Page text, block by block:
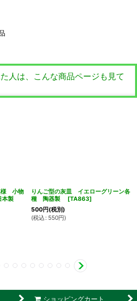
人は、こんな商品ページも見て
様 小物
本製
りんご型の灰皿 イエローグリーン各
種 陶器製
[TA863]
500円(税別)
(税込 : 550円)
ショッピングカート